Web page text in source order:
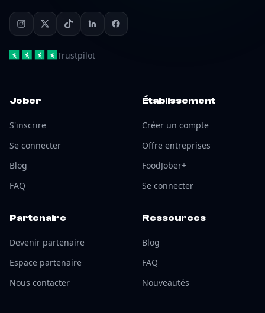
Trustpilot
Jober
S'inscrire
Se connecter
Blog
FAQ
Établissement
Créer un compte
Offre entreprises
FoodJober+
Se connecter
Partenaire
Devenir partenaire
Espace partenaire
Nous contacter
Ressources
Blog
FAQ
Nouveautés